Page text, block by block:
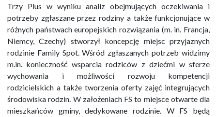
Trzy Plus w wyniku analiz obejmujących oczekiwania i
potrzeby zgłaszane przez rodziny a także funkcjonujące w
różnych państwach europejskich rozwiązania (m. in. Francja,
Niemcy, Czechy) stworzył koncepcję miejsc przyjaznych
rodzinie Family Spot. Wśród zgłaszanych potrzeb widzimy
m.in. konieczność wsparcia rodziców z dziećmi w sferze
wychowania i możliwości rozwoju kompetencji
rodzicielskich a także tworzenia oferty zajęć integrujących
środowiska rodzin. W założeniach FS to miejsce otwarte dla
mieszkańców gminy, dedykowane rodzinie. W FS będą